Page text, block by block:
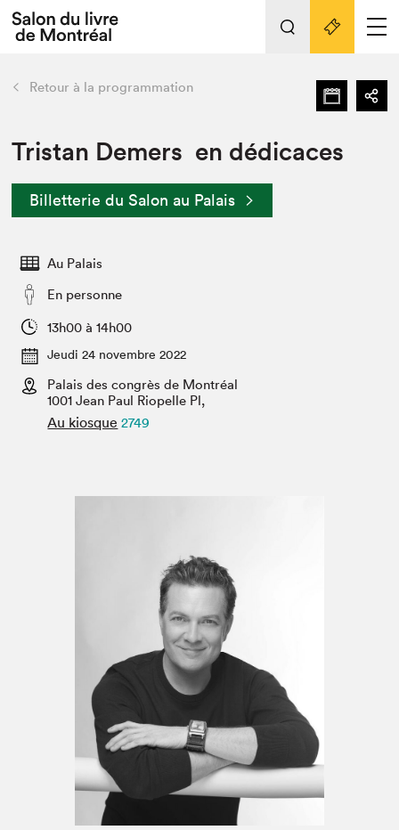
Espace exposant⋅e⋅s
Espace enseignant·e·s
Espace médias
L'événement
Préparer sa visite au Salon
Actualités
SLM PRO
retour Nos activités
Préparer sa visite
Salon dans la ville et en ligne
Projets partenaires
Liens pratiques
Retour à la programmation
Tristan Demers en dédicaces
Billetterie du Salon au Palais
Au Palais
En personne
13h00 à 14h00
Jeudi 24 novembre 2022
Palais des congrès de Montréal
1001 Jean Paul Riopelle Pl,
Au kiosque 2749